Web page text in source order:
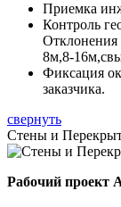
Приемка
Контроль
Отклонения
8м,8-
Фиксация
заказчика.
свернуть
Стены и
Рабочий проект